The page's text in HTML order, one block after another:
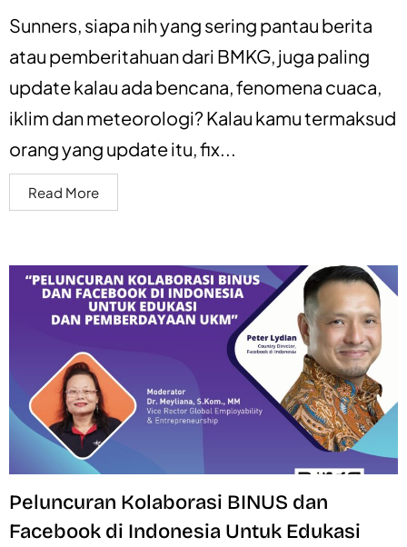
Sunners, siapa nih yang sering pantau berita
atau pemberitahuan dari BMKG, juga paling
update kalau ada bencana, fenomena cuaca,
iklim dan meteorologi? Kalau kamu termaksud
orang yang update itu, fix...
Read More
Peluncuran Kolaborasi BINUS dan
Facebook di Indonesia Untuk Edukasi